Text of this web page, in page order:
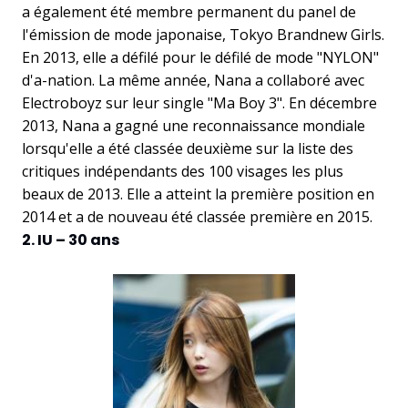
a également été membre permanent du panel de
l'émission de mode japonaise, Tokyo Brandnew Girls.
En 2013, elle a défilé pour le défilé de mode "NYLON"
d'a-nation. La même année, Nana a collaboré avec
Electroboyz sur leur single "Ma Boy 3". En décembre
2013, Nana a gagné une reconnaissance mondiale
lorsqu'elle a été classée deuxième sur la liste des
critiques indépendants des 100 visages les plus
beaux de 2013. Elle a atteint la première position en
2014 et a de nouveau été classée première en 2015.
2. IU – 30 ans